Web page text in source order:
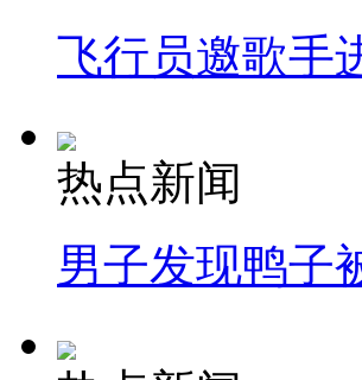
飞行员邀歌手
热点新闻
男子发现鸭子